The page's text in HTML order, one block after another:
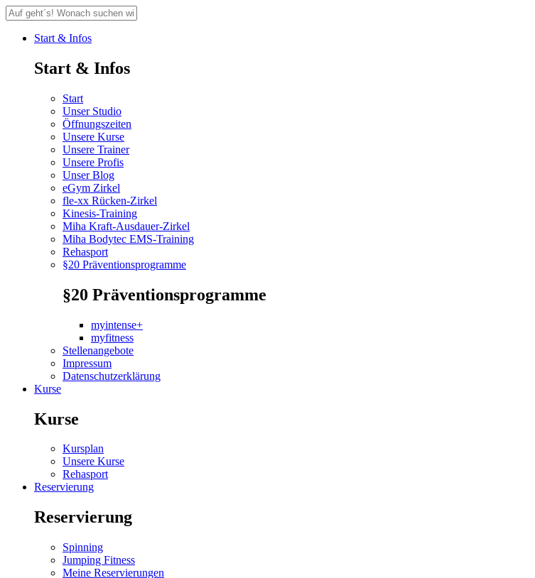
Start & Infos
Start & Infos
Start
Unser Studio
Öffnungszeiten
Unsere Kurse
Unsere Trainer
Unsere Profis
Unser Blog
eGym Zirkel
fle-xx Rücken-Zirkel
Kinesis-Training
Miha Kraft-Ausdauer-Zirkel
Miha Bodytec EMS-Training
Rehasport
§20 Präventionsprogramme
§20 Präventionsprogramme
myintense+
myfitness
Stellenangebote
Impressum
Datenschutzerklärung
Kurse
Kurse
Kursplan
Unsere Kurse
Rehasport
Reservierung
Reservierung
Spinning
Jumping Fitness
Meine Reservierungen